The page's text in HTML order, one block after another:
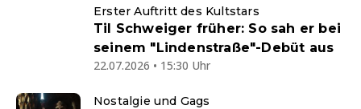
Erster Auftritt des Kultstars
Til Schweiger früher: So sah er bei
seinem "Lindenstraße"-Debüt aus
22.07.2026 • 15:30 Uhr
Nostalgie und Gags